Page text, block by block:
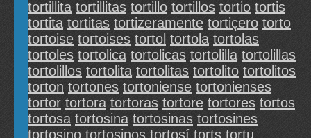
tortillita tortillitas tortillo tortillos tortio tortis
tortita tortitas tortizeramente tortiçero torto
tortoise tortoises tortol tortola tortolas
tortoles tortolica tortolicas tortolilla tortolillas
tortolillos tortolita tortolitas tortolito tortolitos
torton tortones tortoniense tortonienses
tortor tortora tortoras tortore tortores tortos
tortosa tortosina tortosinas tortosines
tortosino tortosinos tortosí torts tortu